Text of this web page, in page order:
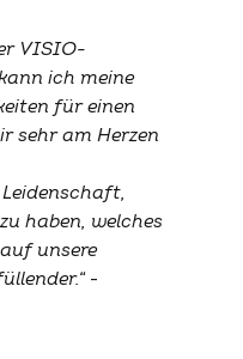
VISIO-
ich meine
für einen
sehr am Herzen
haben, welches
unsere
-